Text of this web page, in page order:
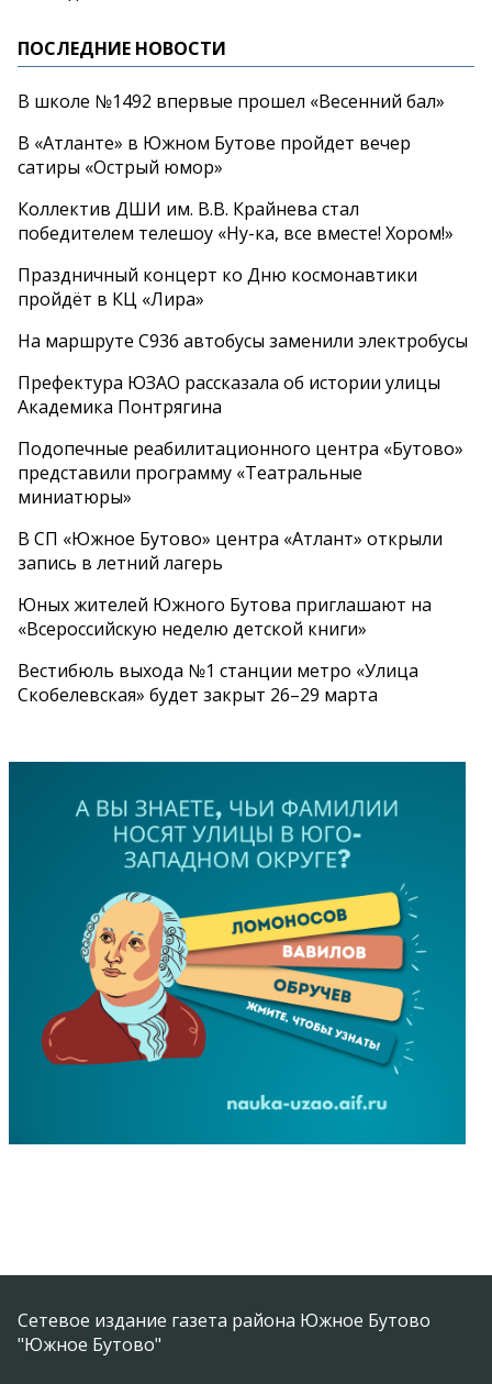
ПОСЛЕДНИЕ НОВОСТИ
В школе №1492 впервые прошел «Весенний бал»
В «Атланте» в Южном Бутове пройдет вечер
сатиры «Острый юмор»
Коллектив ДШИ им. В.В. Крайнева стал
победителем телешоу «Ну-ка, все вместе! Хором!»
Праздничный концерт ко Дню космонавтики
пройдёт в КЦ «Лира»
На маршруте С936 автобусы заменили электробусы
Префектура ЮЗАО рассказала об истории улицы
Академика Понтрягина
Подопечные реабилитационного центра «Бутово»
представили программу «Театральные
миниатюры»
В СП «Южное Бутово» центра «Атлант» открыли
запись в летний лагерь
Юных жителей Южного Бутова приглашают на
«Всероссийскую неделю детской книги»
Вестибюль выхода №1 станции метро «Улица
Скобелевская» будет закрыт 26–29 марта
Сетевое издание газета района Южное Бутово
"Южное Бутово"